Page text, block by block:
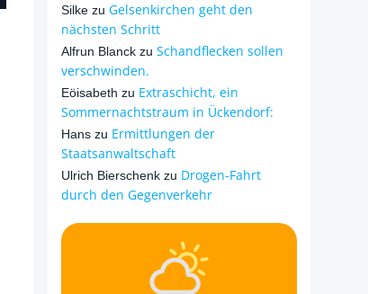
Silke zu Gelsenkirchen geht den
nächsten Schritt
Alfrun Blanck zu Schandflecken sollen
verschwinden.
Eöisabeth zu Extraschicht, ein
Sommernachtstraum in Ückendorf:
Hans zu Ermittlungen der
Staatsanwaltschaft
Ulrich Bierschenk zu Drogen-Fahrt
durch den Gegenverkehr